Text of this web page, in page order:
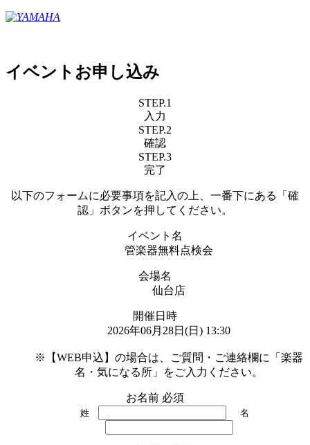
イベントお申し込み
STEP.1
入力
STEP.2
確認
STEP.3
完了
以下のフォームに必要事項を記入の上、一番下にある「確
認」ボタンを押してください。
イベント名
管楽器無料点検会
会場名
仙台店
開催日時
2026年06月28日(日) 13:30
※【WEB申込】の場合は、ご質問・ご連絡欄に「楽器
名・気になる所」をご入力ください。
お名前 必須
姓 名